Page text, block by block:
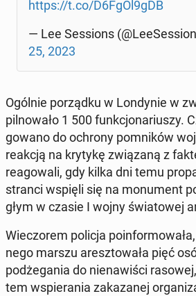
https://t.co/D6FgOl9gDB
— Lee Ses­sions
25, 2023
Ogólnie po­rząd­ku w Lon­dy­nie w
pil­no­wa­ło 1 500 funk­cjo­na­riu­szy.
go­wa­no do ochrony po­mni­ków
reakcją na krytykę zwią­za­ną z
re­ago­wa­li, gdy kilka dni temu
stran­ci wspięli się na mo­nu­ment
głym w czasie I wojny świa­to­wej
Wie­czo­rem policja
ne­go marszu aresz­to­wa­ła pięć
pod­że­ga­nia do nie­na­wi­ści
tem wspie­ra­nia za­ka­za­nej